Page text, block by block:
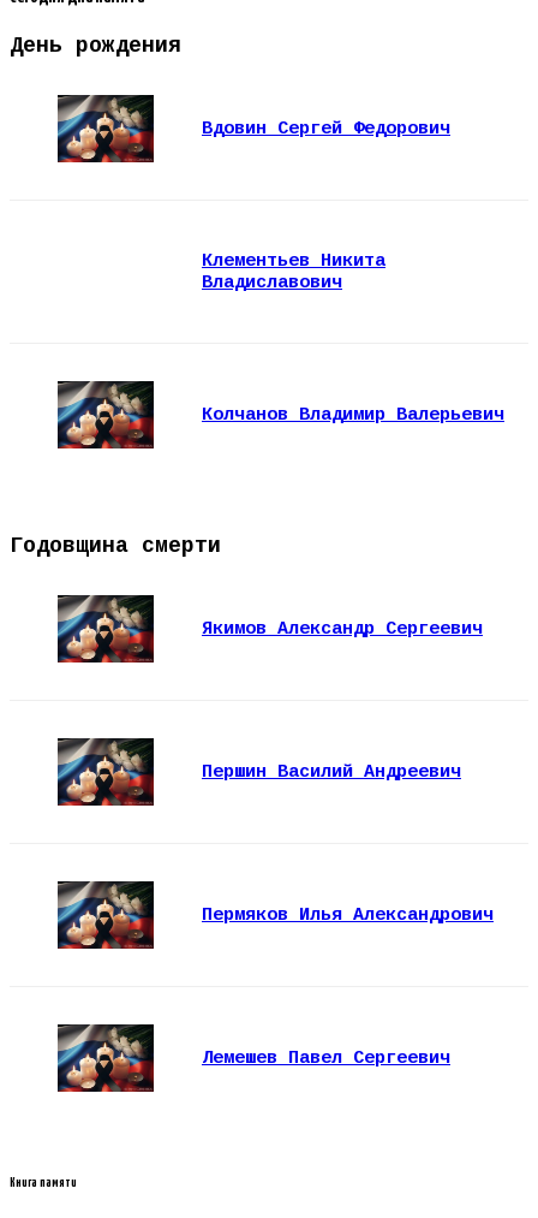
День рождения
Вдовин Сергей Федорович
Клементьев Никита
Владиславович
Колчанов Владимир Валерьевич
Годовщина смерти
Якимов Александр Сергеевич
Першин Василий Андреевич
Пермяков Илья Александрович
Лемешев Павел Сергеевич
Книга памяти